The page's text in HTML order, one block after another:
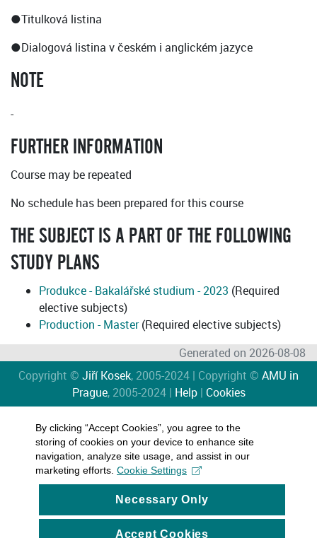
●Titulková listina
●Dialogová listina v českém i anglickém jazyce
NOTE
-
FURTHER INFORMATION
Course may be repeated
No schedule has been prepared for this course
THE SUBJECT IS A PART OF THE FOLLOWING
STUDY PLANS
Produkce - Bakalářské studium - 2023 (Required
elective subjects)
Production - Master(Required elective subjects)
Generated on 2026-08-08
Copyright © Jiří Kosek, 2005-2024 | Copyright © AMU in
Prague, 2005-2024 | Help| Cookies
By clicking “Accept Cookies”, you agree to the
storing of cookies on your device to enhance site
navigation, analyze site usage, and assist in our
marketing efforts. Cookie Settings
Necessary Only
Accept Cookies